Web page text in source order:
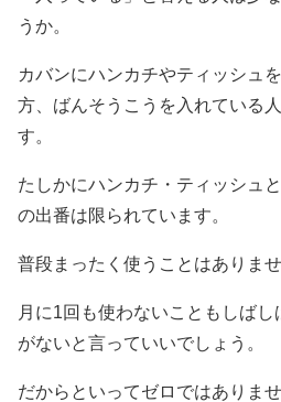
うか。
カバンにハンカチやティッシュ
方、ばんそうこうを入れている
す。
たしかにハンカチ・ティッシュ
の出番は限られています。
普段まったく使うことはありませ
月に1回も使わないこともしば
がないと言っていいでしょう。
だからといってゼロではありませ